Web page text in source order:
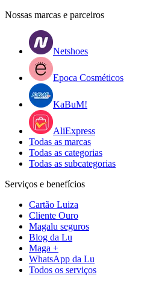
Nossas marcas e parceiros
Netshoes
Epoca Cosméticos
KaBuM!
AliExpress
Todas as marcas
Todas as categorias
Todas as subcategorias
Serviços e benefícios
Cartão Luiza
Cliente Ouro
Magalu seguros
Blog da Lu
Maga +
WhatsApp da Lu
Todos os serviços